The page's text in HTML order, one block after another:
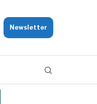
Newsletter